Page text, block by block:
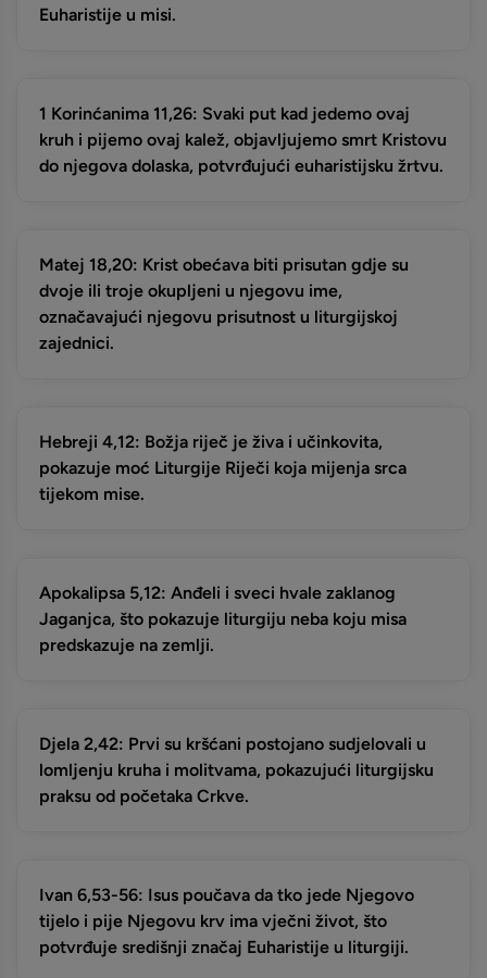
Euharistije u misi.
1 Korinćanima 11,26: Svaki put kad jedemo ovaj
kruh i pijemo ovaj kalež, objavljujemo smrt Kristovu
do njegova dolaska, potvrđujući euharistijsku žrtvu.
Matej 18,20: Krist obećava biti prisutan gdje su
dvoje ili troje okupljeni u njegovu ime,
označavajući njegovu prisutnost u liturgijskoj
zajednici.
Hebreji 4,12: Božja riječ je živa i učinkovita,
pokazuje moć Liturgije Riječi koja mijenja srca
tijekom mise.
Apokalipsa 5,12: Anđeli i sveci hvale zaklanog
Jaganjca, što pokazuje liturgiju neba koju misa
predskazuje na zemlji.
Djela 2,42: Prvi su kršćani postojano sudjelovali u
lomljenju kruha i molitvama, pokazujući liturgijsku
praksu od početaka Crkve.
Ivan 6,53-56: Isus poučava da tko jede Njegovo
tijelo i pije Njegovu krv ima vječni život, što
potvrđuje središnji značaj Euharistije u liturgiji.